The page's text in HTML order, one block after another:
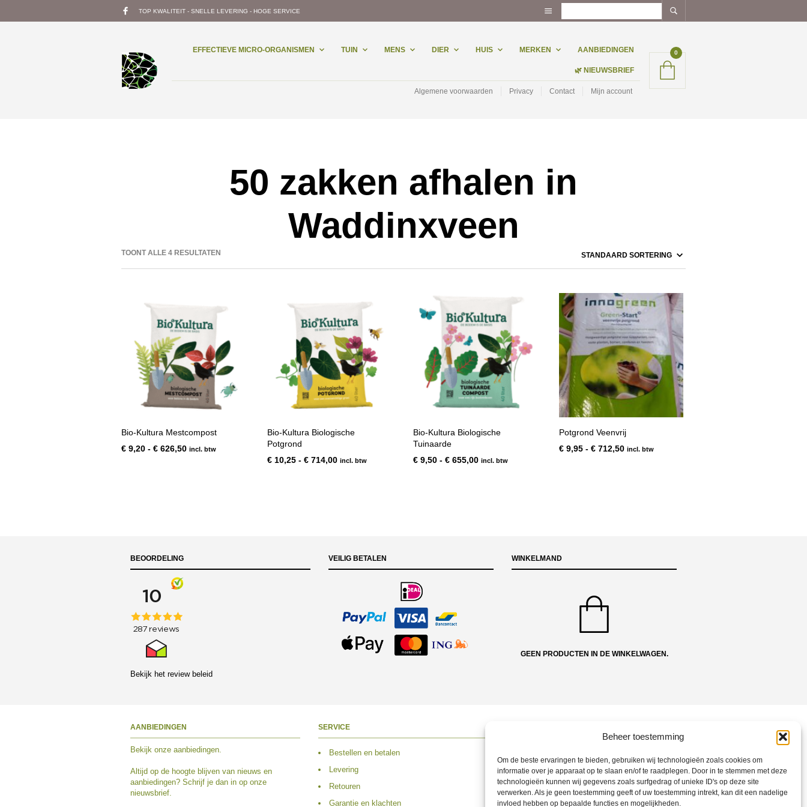
Beheer toestemming
Om de beste ervaringen te bieden, gebruiken wij technologieën zoals cookies om
informatie over je apparaat op te slaan en/of te raadplegen. Door in te stemmen met deze
technologieën kunnen wij gegevens zoals surfgedrag of unieke ID's op deze site
verwerken. Als je geen toestemming geeft of uw toestemming intrekt, kan dit een nadelige
invloed hebben op bepaalde functies en mogelijkheden.
TOP KWALITEIT - SNELLE LEVERING - HOGE SERVICE
EFFECTIEVE MICRO-ORGANISMEN TUIN MENS DIER HUIS MERKEN AANBIEDINGEN
🌿 NIEUWSBRIEF
Algemene voorwaarden Privacy Contact Mijn account
0
50 zakken afhalen in
Waddinxveen
TOONT ALLE 4 RESULTATEN
Bio-Kultura Mestcompost
€ 9,20 - € 626,50Prijsklasse:
incl. btw
Bio-Kultura Biologische
Potgrond
€10,25 - €714,00Prijsklasse:
incl. btw
Bio-Kultura Biologische
Tuinaarde
€9,50 - €655,00Prijsklasse:
incl. btw
Potgrond Veenvrij
€9,95 - €712,50Prijsklasse:
incl. btw
BEOORDELING
Bekijk het review beleid
VEILIG BETALEN WINKELMAND
GEEN PRODUCTEN IN DE WINKELWAGEN.
AANBIEDINGEN
Bekijk onze aanbiedingen.
Altijd op de hoogte blijven van nieuws en
aanbiedingen? Schrijf je dan in op onze
nieuwsbrief.
SERVICE
Bestellen en betalen
Levering
Retouren
Garantie en klachten
Adres en Route
Contact opnemen
Volg ons op Social